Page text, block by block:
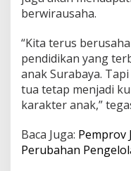
berwirausaha.
“Kita terus
pendidikan yang
anak Surabaya.
tua tetap menjadi
karakter anak,”
Baca Juga: Pemprov
Perubahan